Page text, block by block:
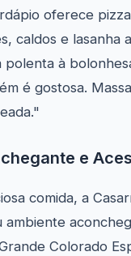
oferece
caldos e lasanha
à
é gostosa.
e
comida, a
Colorado